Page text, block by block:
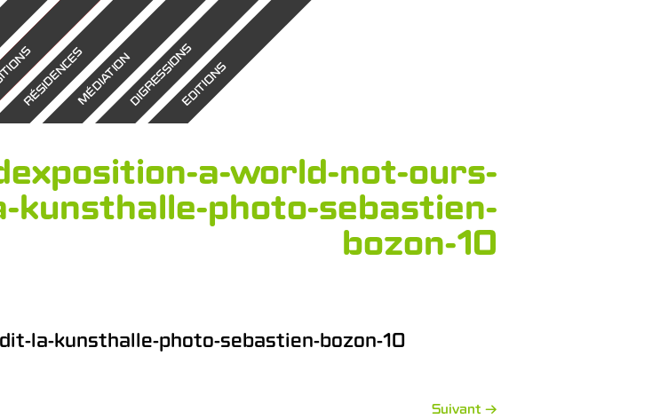
RÉSIDENCESMÉDIATIONDIGRESSIONSEDITIONS
a-world-not-ours-
kunsthalle-photo-sebastien-
bozon-10
la-kunsthalle-photo-sebastien-bozon-10
Suivant →